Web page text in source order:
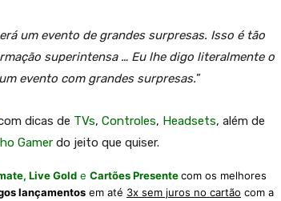
um evento de grandes surpresas. Isso é tão
superintensa … Eu lhe digo literalmente o
evento com grandes surpresas.”
dicas de TVs, Controles, Headsets, além de
Gamer do jeito que quiser.
Live Gold e Cartões Presentecom os melhores
lançamentos em até 3x sem juros no cartão com a